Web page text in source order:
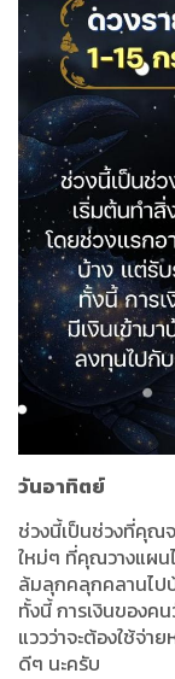
วันอาทิตย์
ช่วงนี้เป็นช่วงที่คุณ
ใหม่ๆ ที่คุณวางแผน
ล้มลุกคลุกคลานไป
ทั้งนี้การเงินของค
แววว่าจะต้องใช้จ่า
ดีๆ นะครับ